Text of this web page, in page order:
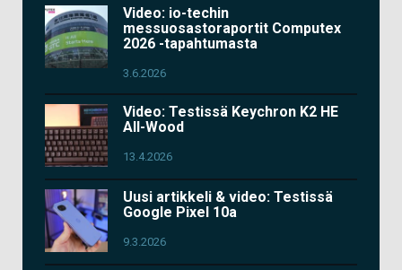
Video: io-techin
messuosastoraportit Computex
2026 -tapahtumasta
3.6.2026
Video: Testissä Keychron K2 HE
All-Wood
13.4.2026
Uusi artikkeli & video: Testissä
Google Pixel 10a
9.3.2026